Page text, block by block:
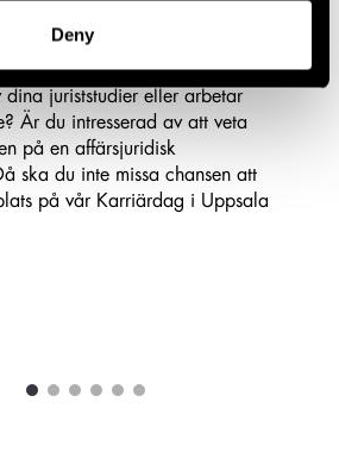
Deny
i Uppsala 2026
juriststudier eller arbetar
Är du intresserad av att veta
på en affärsjuridisk
ska du inte missa chansen att
på vår Karriärdag i Uppsala
1 2 3 4 5 6